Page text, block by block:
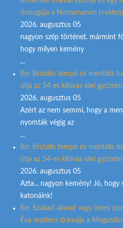
dobogója a Norsemanen
2026. augusztus 05
nagyon szép történet. mármint
hogy milyen kemény
...
Re: Brutális tempó és mentális
útja az 54-es kihívás idei
2026. augusztus 05
Azért az nem semmi, hogy a
nyomták végig az
...
Re: Brutális tempó és mentális
útja az 54-es kihívás idei
2026. augusztus 05
Azta... nagyon kemény! Jó, hogy
katonáink!
Re: Szabad akarat vagy isteni
Éva modern drámája a